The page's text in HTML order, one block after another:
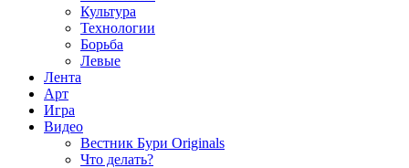
Культура
Технологии
Борьба
Левые
Лента
Арт
Игра
Видео
Вестник Бури Originals
Что делать?